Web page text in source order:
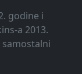
godine i
a 2013.